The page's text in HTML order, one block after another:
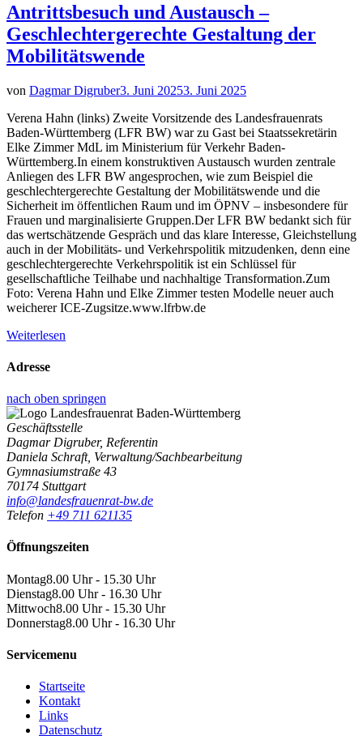
Antrittsbesuch und Austausch –
Geschlechtergerechte Gestaltung der
Mobilitätswende
von Dagmar Digruber3. Juni 20253. Juni 2025
Verena Hahn (links) Zweite Vorsitzende des Landesfrauenrats
Baden-Württemberg (LFR BW) war zu Gast bei Staatssekretärin
Elke Zimmer MdL im Ministerium für Verkehr Baden-
Württemberg.In einem konstruktiven Austausch wurden zentrale
Anliegen des LFR BW angesprochen, wie zum Beispiel die
geschlechtergerechte Gestaltung der Mobilitätswende und die
Sicherheit im öffentlichen Raum und im ÖPNV – insbesondere für
Frauen und marginalisierte Gruppen.Der LFR BW bedankt sich für
das wertschätzende Gespräch und das klare Interesse, Gleichstellung
auch in der Mobilitäts- und Verkehrspolitik mitzudenken, denn eine
geschlechtergerechte Verkehrspolitik ist ein Schlüssel für
gesellschaftliche Teilhabe und nachhaltige Transformation.Zum
Foto: Verena Hahn und Elke Zimmer testen Modelle neuer auch
weicherer ICE-Zugsitze.www.lfrbw.de
Weiterlesen
Adresse
nach oben springen
Geschäftsstelle
Dagmar Digruber, Referentin
Daniela Schraft, Verwaltung/Sachbearbeitung
Gymnasiumstraße 43
70174 Stuttgart
info@landesfrauenrat-bw.de
Telefon +49 711 621135
Öffnungszeiten
Montag8.00 Uhr - 15.30 Uhr
Dienstag8.00 Uhr - 16.30 Uhr
Mittwoch8.00 Uhr - 15.30 Uhr
Donnerstag8.00 Uhr - 16.30 Uhr
Servicemenu
Startseite
Kontakt
Links
Datenschutz